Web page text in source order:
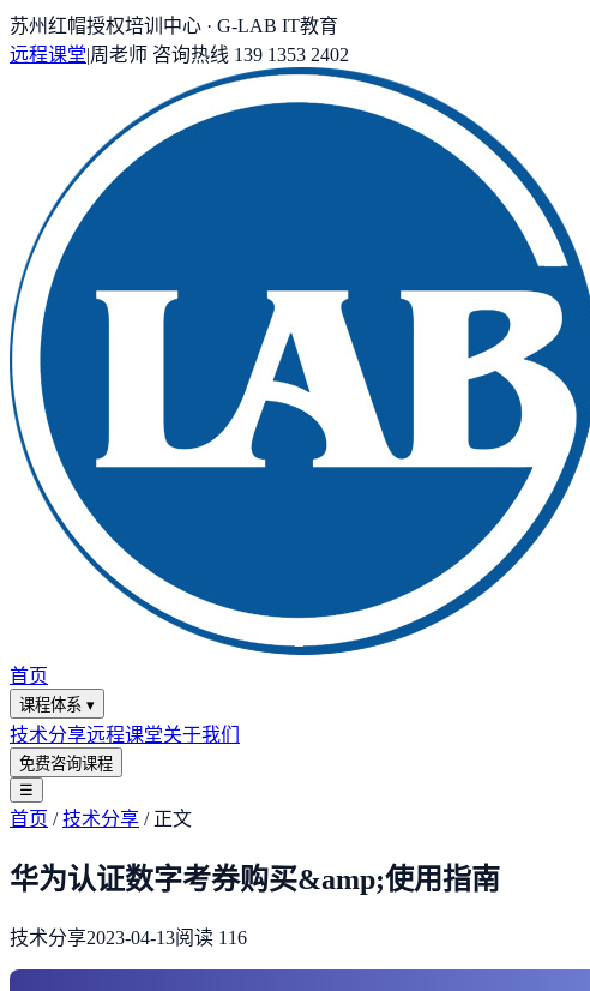
苏州红帽授权培训中心 · G-LAB IT教育
远程课堂|周老师 咨询热线 139 1353 2402
首页
课程体系 ▾
技术分享远程课堂关于我们
免费咨询课程
☰
首页 /技术分享 / 正文
华为认证数字考券购买&amp;使用指南
技术分享2023-04-13阅读 116